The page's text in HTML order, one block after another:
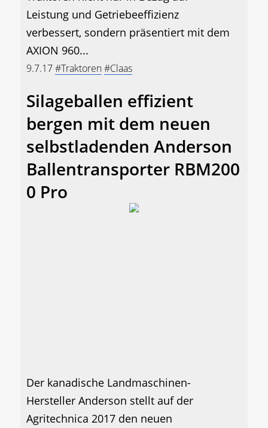
Leistung und Getriebeeffizienz
verbessert, sondern präsentiert mit dem
AXION 960...
9.7.17#Traktoren#Claas
Silageballen effizient
bergen mit dem neuen
selbstladenden Anderson
Ballentransporter RBM200
0 Pro
Der kanadische Landmaschinen-
Hersteller Anderson stellt auf der
Agritechnica 2017 den neuen